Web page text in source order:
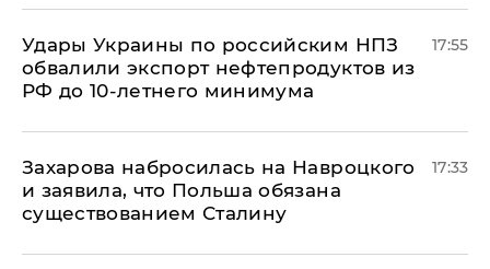
Удары Украины по российским НПЗ
обвалили экспорт нефтепродуктов из
РФ до 10-летнего минимума
17:55
​Захарова набросилась на Навроцкого
и заявила, что Польша обязана
существованием Сталину
17:33